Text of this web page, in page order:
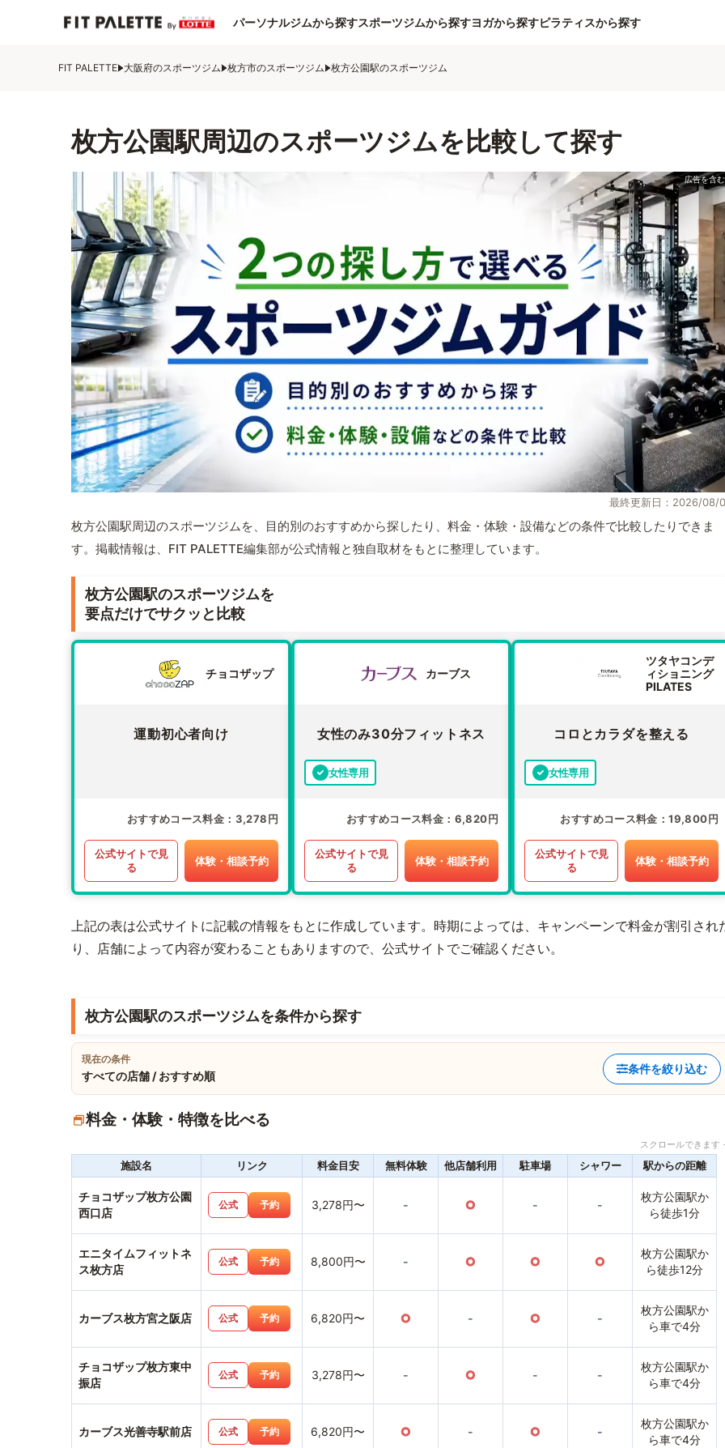
パーソナルジムから探すスポーツジムから探すヨガから探すピラティスから探す
FIT PALETTE 大阪府のスポーツジム 枚方市のスポーツジム 枚方公園駅のスポーツジム
枚方公園駅周辺のスポーツジムを比較して探す
最終更新日：2026/08/
枚方公園駅周辺のスポーツジムを、目的別のおすすめから探したり、料金・体験・設備などの条件で比較したりできま
す。掲載情報は、FIT PALETTE編集部が公式情報と独自取材をもとに整理しています。
枚方公園駅のスポーツジムを
要点だけでサクッと比較
チョコザップ
運動初心者向け
おすすめコース料金 3,278円
公式サイトで見
る
体験・相談予約
カーブス
女性のみ30分フィットネス
女性専用
おすすめコース料金 6,820円
公式サイトで見
る
体験・相談予約
ツタヤコンデ
ィショニング
PILATES
コロとカラダを整える
女性専用
おすすめコース料金 19,800円
公式サイトで見
る
体験・相談予約
上記の表は公式サイトに記載の情報をもとに作成しています。時期によっては、キャンペーンで料金が割引され
り、店舗によって内容が変わることもありますので、公式サイトでご確認ください。
枚方公園駅のスポーツジムを条件から探す
現在の条件
すべての店舗 / おすすめ順
条件を絞り込む
料金・体験・特徴を比べる
スクロールできま
施設名 リンク 料金目安 無料体験 他店舗利用 駐車場 シャワー 駅からの距離
チョコザップ枚方公園
西口店
公式 予約 3,278円〜 - ○ - -
枚方公園駅か
ら徒歩1分
エニタイムフィットネ
ス枚方店
公式 予約 8,800円〜 - ○ ○ ○
枚方公園駅か
ら徒歩12分
カーブス枚方宮之阪店 公式 予約 6,820円〜 ○ - ○ -
枚方公園駅か
ら車で4分
チョコザップ枚方東中
振店
公式 予約 3,278円〜 - ○ - -
枚方公園駅か
ら車で4分
カーブス光善寺駅前店 公式 予約 6,820円〜 ○ - ○ -
枚方公園駅か
ら車で4分